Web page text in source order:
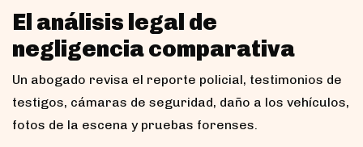
El análisis legal de
negligencia comparativa
Un abogado revisa el reporte policial, testimonios de
testigos, cámaras de seguridad, daño a los vehículos,
fotos de la escena y pruebas forenses.